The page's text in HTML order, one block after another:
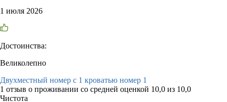
1 июля 2026
Достоинства:
Великолепно
Двухместный номер с 1 кроватью номер 1
1 отзыв о проживании со средней оценкой 10,0 из 10,0
Чистота